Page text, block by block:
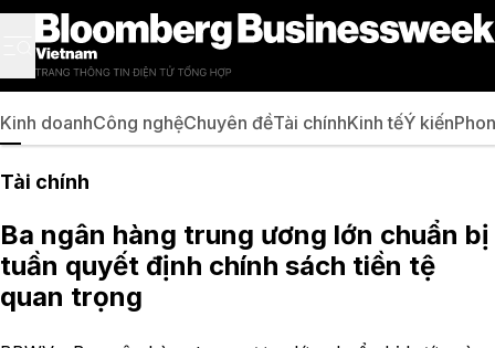
Kinh doanhCông nghệChuyên đềTài chínhKinh tếÝ kiến
Tài chính
Ba ngân hàng trung ương lớn chuẩn bị
tuần quyết định chính sách tiền tệ
quan trọng